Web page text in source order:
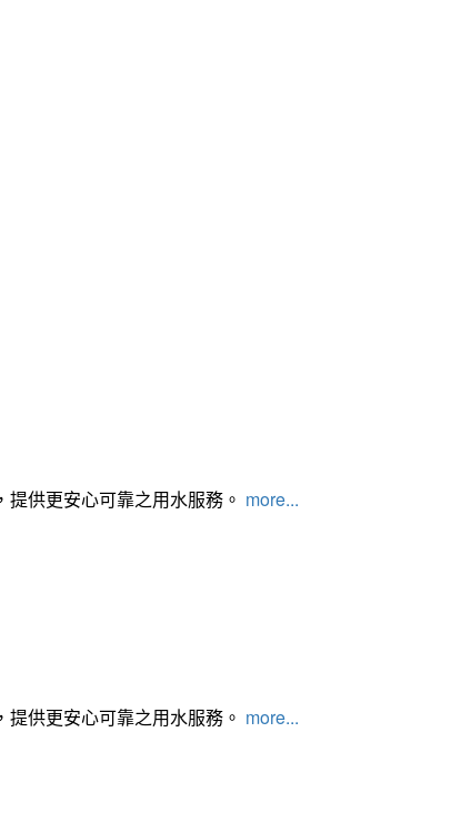
供更安心可靠之用水服務。 more...
供更安心可靠之用水服務。 more...